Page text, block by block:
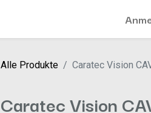
Alle Produkte Caratec Vision
Caratec Vision